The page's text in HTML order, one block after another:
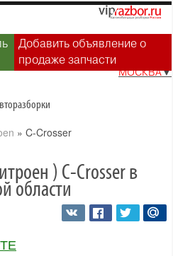
Добавить объявление о
продаже запчасти
МОСКВА▼
» C-Crosser
) C-Crosser в
области